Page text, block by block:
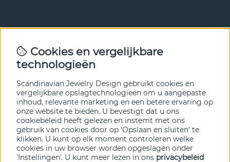
Met onze nieuwsbrief ben je als eerste op de hoogte van
nieuws en aanbiedingen. Meld je hieronder aan.
VERZENDEN
Cookies en vergelijkbare
technologieën
Scandinavian Jewelry Design gebruikt cookies en
vergelijkbare opslagtechnologieën om u aangepaste
inhoud, relevante marketing en een betere ervaring op
onze website te bieden. U bevestigt dat u ons
cookiebeleid heeft gelezen en instemt met ons
gebruik van cookies door op 'Opslaan en sluiten' te
klikken. U kunt op elk moment controleren welke
cookies in uw browser worden opgeslagen onder
'Instellingen'. U kunt meer lezen in ons privacybeleid